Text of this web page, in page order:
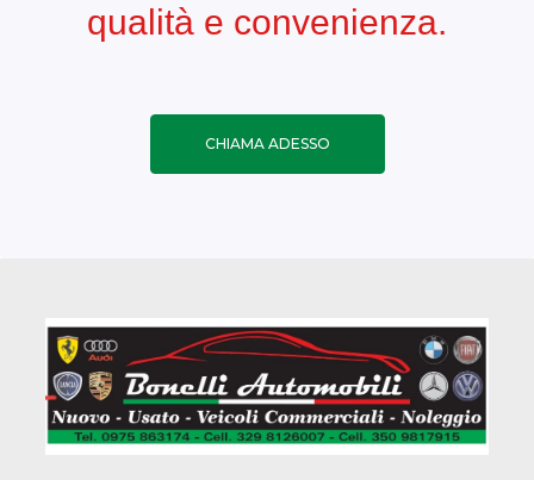
qualità e convenienza.
CHIAMA ADESSO